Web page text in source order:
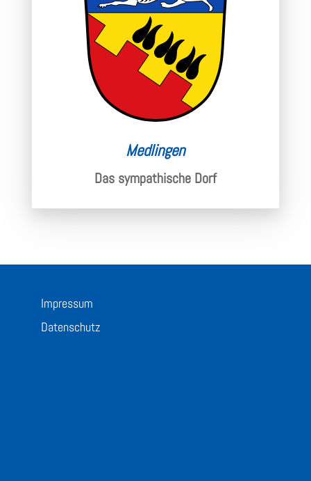
Medlingen
Das sympathische Dorf
Impressum
Datenschutz